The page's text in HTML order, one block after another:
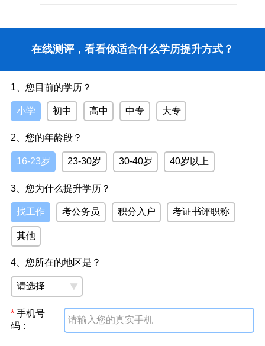
在线测评，看看你适合什么学历提升方式？
1、您目前的学历？
小学 初中 高中 中专 大专
2、您的年龄段？
16-23岁 23-30岁 30-40岁 40岁以上
3、您为什么提升学历？
找工作 考公务员 积分入户 考证书评职称
其他
4、您所在的地区是？
*手机号
码：